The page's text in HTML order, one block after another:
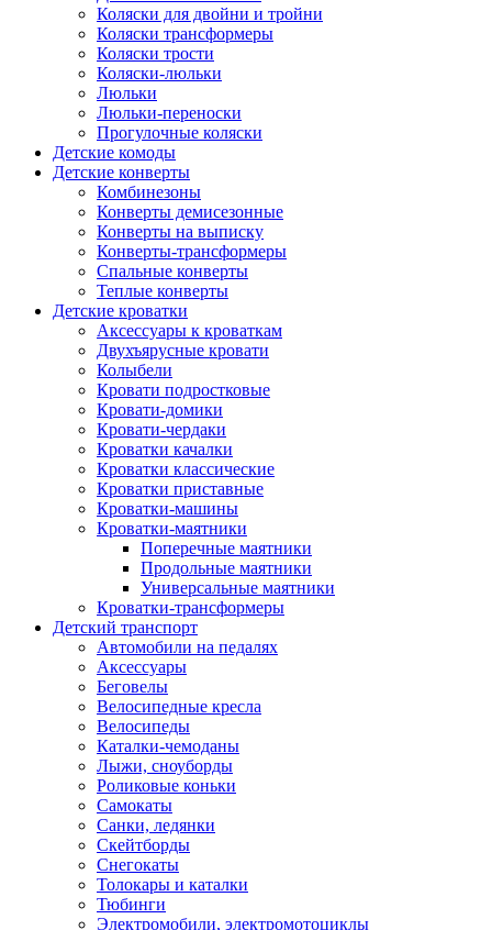
Коляски для двойни и тройни
Коляски трансформеры
Коляски трости
Коляски-люльки
Люльки
Люльки-переноски
Прогулочные коляски
Детские комоды
Детские конверты
Комбинезоны
Конверты демисезонные
Конверты на выписку
Конверты-трансформеры
Спальные конверты
Теплые конверты
Детские кроватки
Аксессуары к кроваткам
Двухъярусные кровати
Колыбели
Кровати подростковые
Кровати-домики
Кровати-чердаки
Кроватки качалки
Кроватки классические
Кроватки приставные
Кроватки-машины
Кроватки-маятники
Поперечные маятники
Продольные маятники
Универсальные маятники
Кроватки-трансформеры
Детский транспорт
Автомобили на педалях
Аксессуары
Беговелы
Велосипедные кресла
Велосипеды
Каталки-чемоданы
Лыжи, сноуборды
Роликовые коньки
Самокаты
Санки, ледянки
Скейтборды
Снегокаты
Толокары и каталки
Тюбинги
Электромобили, электромотоциклы